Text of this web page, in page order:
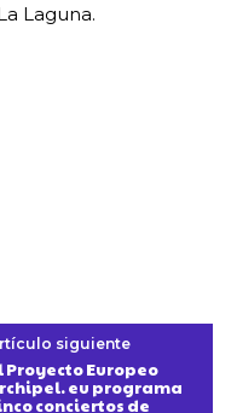
Laguna.
siguiente
Proyecto Europeo
eu programa
conciertos de